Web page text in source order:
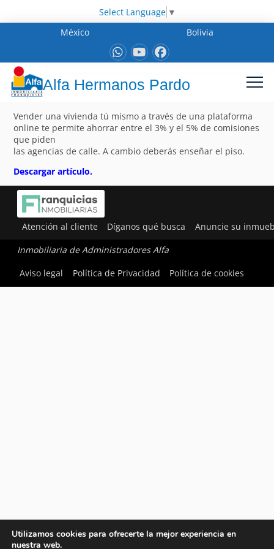
Select Language ▼
México
Bolivia
Alfa Hermanos Pardo
Vender una vivienda tú mismo a través de una plataforma
online te permite ahorrar entre el 3% y el 5% de comisiones
que piden
las agencias de calle. A cambio deberás enseñar el piso.
Descargar artículo.
Atención al cliente Díganos qué busca Anuncie su
Inmobiliaria de Administradores Alfa
Aviso legal
Política de Privacidad Política de cookies
Utilizamos cookies para ofrecerte la mejor experiencia en
nuestra web.